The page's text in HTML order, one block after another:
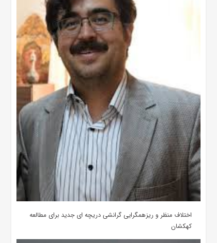
اختلاف منظر و ریزهمگرایی گرانشی دریچه ای جدید برای مطالعه
کهکشان